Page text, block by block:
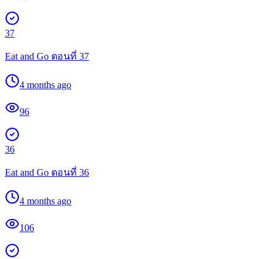
37
Eat and Go ตอนที่ 37
4 months ago
96
36
Eat and Go ตอนที่ 36
4 months ago
106